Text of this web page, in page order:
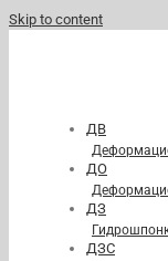
Skip to content
ДВ
ДО
ДЗ
ДЗС